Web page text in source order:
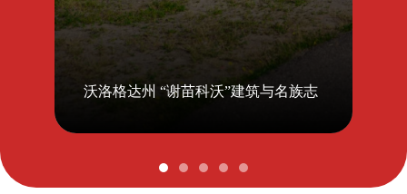
沃洛格达州 “谢苗科沃”建筑与名族志